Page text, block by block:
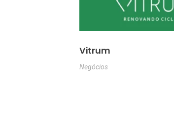
Vitrum
Negócios